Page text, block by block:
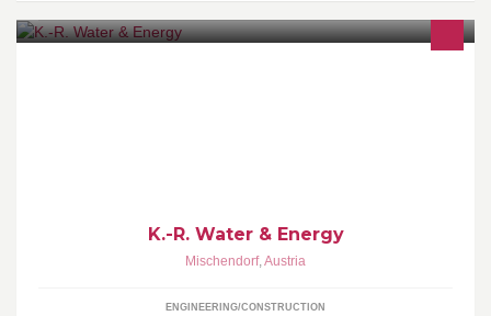
K.-R. Water & Energy
Mischendorf,Austria
ENGINEERING/CONSTRUCTION